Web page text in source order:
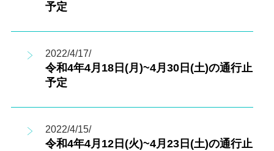
予定
2022/4/17/
令和4年4月18日(月)~4月30日(土)の通行止
予定
2022/4/15/
令和4年4月12日(火)~4月23日(土)の通行止